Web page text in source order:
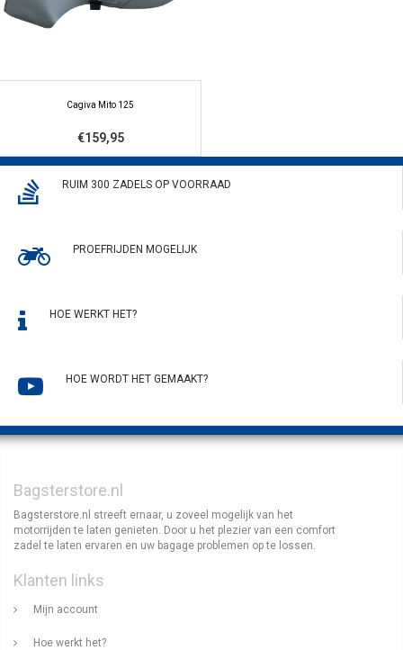
Cagiva Mito 125
€159,95
RUIM 300 ZADELS OP VOORRAAD
PROEFRIJDEN MOGELIJK
HOE WERKT HET?
HOE WORDT HET GEMAAKT?
Bagsterstore.nl
Bagsterstore.nl streeft ernaar, u zoveel mogelijk van het
motorrijden te laten genieten. Door u het plezier van een comfort
zadel te laten ervaren en uw bagage problemen op te lossen.
Klanten links
Mijn account
Hoe werkt het?